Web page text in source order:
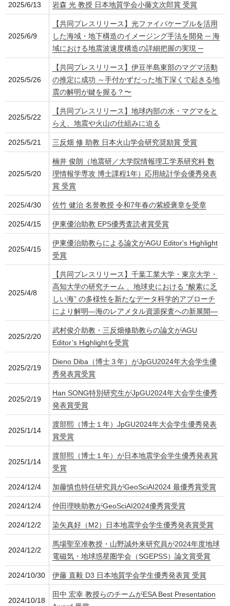
2025/6/13 岩森 光 教授 日本地質学会小藤文次郎賞 受賞
2025/6/9
【共同プレスリリース】光ファイバケーブルを活用
した海域・地下構造のイメージング手法を開発 ─ 海
域における地震波速度構造の詳細把握の実現 ─
2025/5/26
【共同プレスリリース】伊豆半島東部のマグマ活動
の推定に成功 ～手付かずだった地下深くで起きる地
震の解明が鍵を握る？〜
2025/5/22
【共同プレスリリース】地球内部の水・マグマをと
らえ、地震や火山の仕組みに迫る
2025/5/21 三反畑 修 助教 日本火山学会研究奨励賞 受賞
2025/5/20
楠井 俊朗（地震研／大学院情報理工学系研究科 数
理情報学専攻 博士課程1年）応用統計学会優秀発表
賞 受賞
2025/4/30 佐竹 健治 名誉教授 令和7年春の紫綬褒章を受章
2025/4/15 伊東優治助教 EPS優秀査読者賞受賞
2025/4/15
伊東優治助教らによる論文がAGU Editor's Highlight
受賞
2025/4/8
【共同プレスリリース】千葉工業大学・東京大学・
高知大学の研究チーム 、地球史における “酸素に乏
しい海” の多様性を新たなデータ科学的アプローチ
により解明―海のレアメタル資源探査への新展開―
2025/2/20
武村俊介助教・三反畑修助教らの論文がAGU
Editor’s Highlightを受賞
2025/2/19
Dieno Diba（博士３年）がJpGU2024年大会学生優
秀発表賞受賞
2025/2/19
Han SONG特別研究生がJpGU2024年大会学生優秀
発表賞受賞
2025/1/14
渡部熙（博士１年）JpGU2024年大会学生優秀発表
賞受賞
2025/1/14
渡部熙（博士１年）が日本地震学会学生優秀発表賞
受賞
2024/12/4 加藤慎也特任研究員がGeoSciAI2024 最優秀賞受賞
2024/12/4 仲田理映助教がGeoSciAI2024優秀賞受賞
2024/12/2 染矢真好（M2）日本地震学会学生優秀発表賞受賞
2024/12/2
馬場聖至准教授・山野誠外来研究員が2024年度地球
電磁気・地球惑星圏学会（SGEPSS）論文賞受賞
2024/10/30 伊藤 直毅 D3 日本地質学会学生優秀発表賞 受賞
2024/10/18
田中 宏幸 教授らのチームがESA Best Presentation